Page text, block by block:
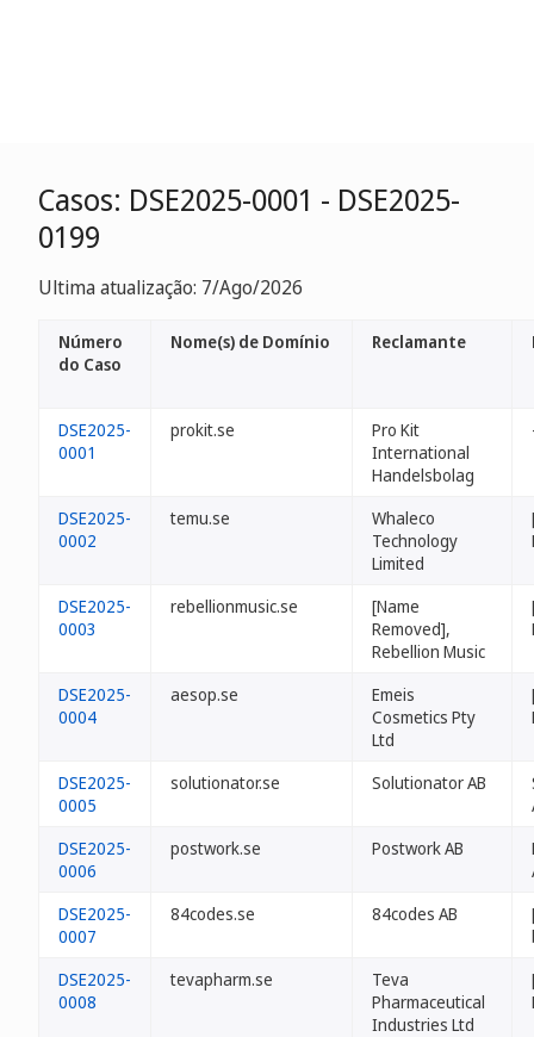
Casos: DSE2025-0001 - DSE2025-
0199
Ultima atualização: 7/Ago/2026
Número
do Caso
Nome(s) de Domínio Reclamante
DSE2025-
0001
prokit.se
Pro Kit
International
Handelsbolag
DSE2025-
0002
temu.se
Whaleco
Technology
Limited
DSE2025-
0003
rebellionmusic.se
[Name
Removed],
Rebellion Music
DSE2025-
0004
aesop.se
Emeis
Cosmetics Pty
Ltd
DSE2025-
0005
solutionator.se Solutionator AB
DSE2025-
0006
postwork.se Postwork AB
DSE2025-
0007
84codes.se 84codes AB
DSE2025-
0008
tevapharm.se
Teva
Pharmaceutical
Industries Ltd